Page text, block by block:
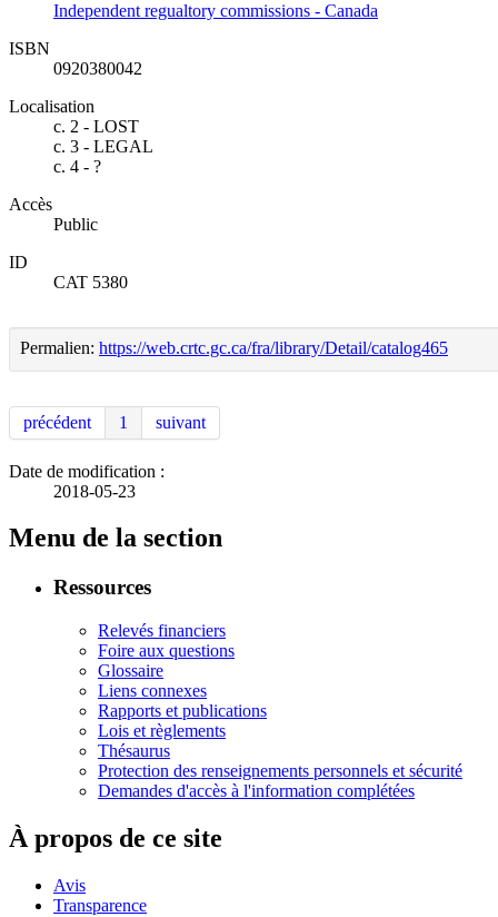
Independent regualtory commissions - Canada
ISBN
0920380042
Localisation
c. 2 - LOST
c. 3 - LEGAL
c. 4 - ?
Accès
Public
ID
CAT 5380
Permalien: https://web.crtc.gc.ca/fra/library/Detail/catalog465
précédent 1 suivant
Date de modification :
2018-05-23
Menu de la section
Ressources
Relevés financiers
Foire aux questions
Glossaire
Liens connexes
Rapports et publications
Lois et règlements
Thésaurus
Protection des renseignements personnels et sécurité
Demandes d'accès à l'information complétées
À propos de ce site
Avis
Transparence